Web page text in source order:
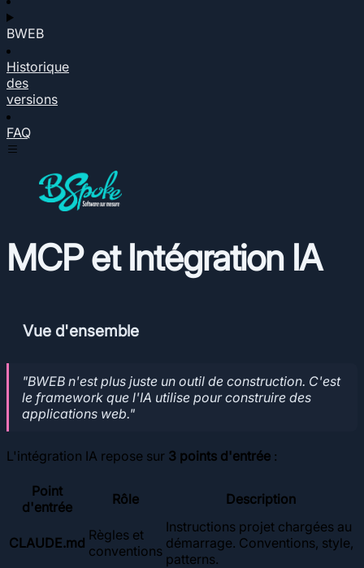
BWEB
Historique
des
versions
FAQ
MCP et Intégration IA
Vue d'ensemble
"BWEB n'est plus juste un outil de construction. C'est
le framework que l'IA utilise pour construire des
applications web."
L'intégration IA repose sur 3 points d'entrée :
Point
d'entrée
Rôle Description
CLAUDE.md Règles et
conventions
Instructions projet chargées au
démarrage. Conventions, style,
patterns.